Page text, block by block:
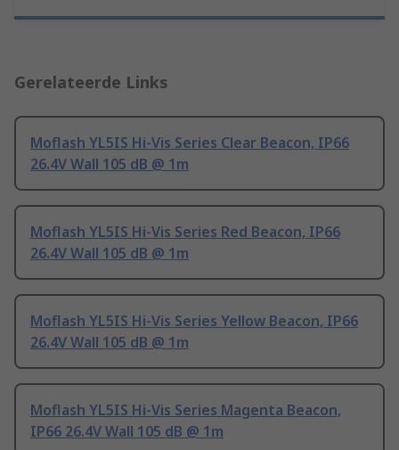
Gerelateerde Links
Moflash YL5IS Hi-Vis Series Clear Beacon, IP66
26.4V Wall 105 dB @ 1m
Moflash YL5IS Hi-Vis Series Red Beacon, IP66
26.4V Wall 105 dB @ 1m
Moflash YL5IS Hi-Vis Series Yellow Beacon, IP66
26.4V Wall 105 dB @ 1m
Moflash YL5IS Hi-Vis Series Magenta Beacon,
IP66 26.4V Wall 105 dB @ 1m